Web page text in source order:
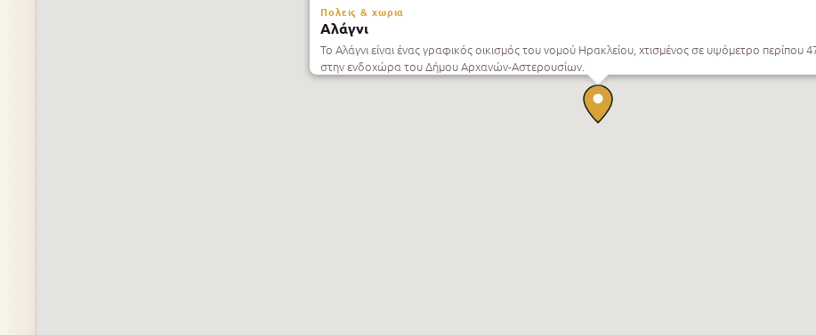
Πολεις & χωρια
Αλάγνι
Το Αλάγνι είναι ένας γραφικός οικισμός του νομού Ηρακλείου, χτισμένος σε υψόμετρο περίπου
στην ενδοχώρα του Δήμου Αρχανών-Αστερουσίων.